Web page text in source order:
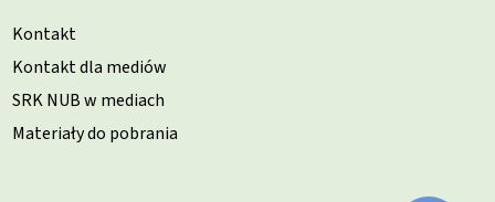
Kontakt
Kontakt dla mediów
SRK NUB w mediach
Materiały do pobrania